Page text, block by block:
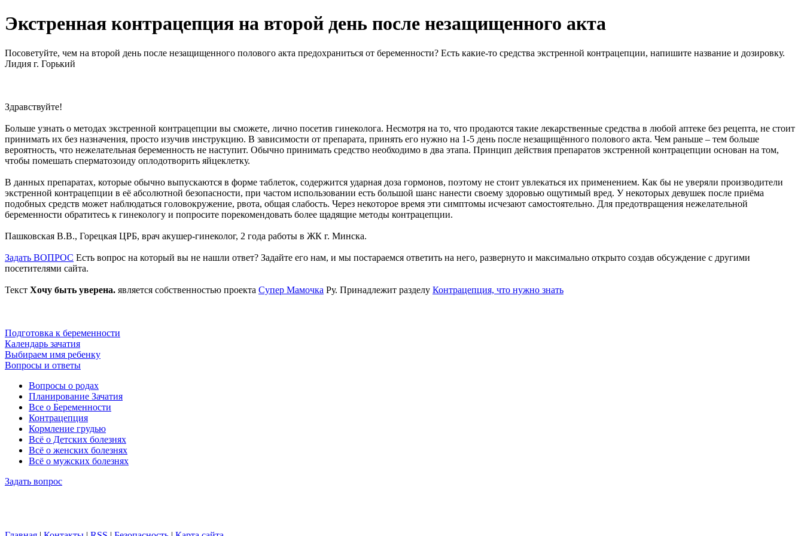
Экстренная контрацепция на второй день после незащищенного акта
Посоветуйте, чем на второй день после незащищенного полового акта предохраниться от беременности? Есть какие-то средства экстренной контрацепции, напишите название и дозировку.
Лидия г. Горький
Здравствуйте!
Больше узнать о методах экстренной контрацепции вы сможете, лично посетив гинеколога. Несмотря на то, что продаются такие лекарственные средства в любой аптеке без рецепта, не стоит
принимать их без назначения, просто изучив инструкцию. В зависимости от препарата, принять его нужно на 1-5 день после незащищённого полового акта. Чем раньше – тем больше
вероятность, что нежелательная беременность не наступит. Обычно принимать средство необходимо в два этапа. Принцип действия препаратов экстренной контрацепции основан на том,
чтобы помешать сперматозоиду оплодотворить яйцеклетку.
В данных препаратах, которые обычно выпускаются в форме таблеток, содержится ударная доза гормонов, поэтому не стоит увлекаться их применением. Как бы не уверяли производители
экстренной контрацепции в её абсолютной безопасности, при частом использовании есть большой шанс нанести своему здоровью ощутимый вред. У некоторых девушек после приёма
подобных средств может наблюдаться головокружение, рвота, общая слабость. Через некоторое время эти симптомы исчезают самостоятельно. Для предотвращения нежелательной
беременности обратитесь к гинекологу и попросите порекомендовать более щадящие методы контрацепции.
Пашковская В.В., Горецкая ЦРБ, врач акушер-гинеколог, 2 года работы в ЖК г. Минска.
Задать ВОПРОС Есть вопрос на который вы не нашли ответ? Задайте его нам, и мы постараемся ответить на него, развернуто и максимально открыто создав обсуждение с другими
посетителями сайта.
Текст Хочу быть уверена. является собственностью проекта Супер Мамочка Ру. Принадлежит разделу Контрацепция, что нужно знать
Подготовка к беременности
Календарь зачатия
Выбираем имя ребенку
Вопросы и ответы
Вопросы о родах
Планирование Зачатия
Все о Беременности
Контрацепция
Кормление грудью
Всё о Детских болезнях
Всё о женских болезнях
Всё о мужских болезнях
Задать вопрос